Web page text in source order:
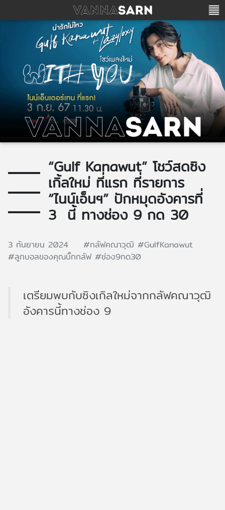
“Gulf Kanawut” โชว์สดซิง
เกิ้ลใหม่ ที่แรก ที่รายการ
“ไนน์เอ็นฯ” ปักหมุดอังคารที่
3 นี้ ทางช่อง 9 กด 30
3 กันยายน 2024 #กลัฟคณาวุฒิ #GulfKanawut
#ลูกบอลของคุณบิ๊กกลัฟ #ช่อง9กด30
เตรียมพบกับซิงเกิลใหม่จากกลัฟคณาวุฒิ
อังคารนี้ทางช่อง 9